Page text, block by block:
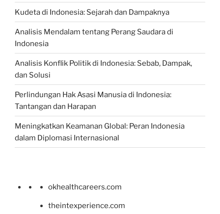
Kudeta di Indonesia: Sejarah dan Dampaknya
Analisis Mendalam tentang Perang Saudara di
Indonesia
Analisis Konflik Politik di Indonesia: Sebab, Dampak,
dan Solusi
Perlindungan Hak Asasi Manusia di Indonesia:
Tantangan dan Harapan
Meningkatkan Keamanan Global: Peran Indonesia
dalam Diplomasi Internasional
okhealthcareers.com
theintexperience.com